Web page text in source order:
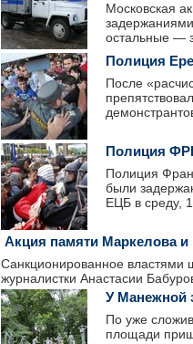
Московская
остальные —
Полиция
После
Полиция
Полиция
были
ЕЦБ в среду,
Акция памяти Маркелова
Санкционированное властями
журналистки Анастасии
У Манежной
По уже
площади